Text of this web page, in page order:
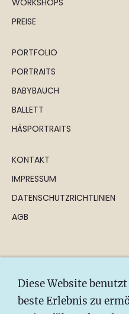
WORKSHOPS
PREISE
PORTFOLIO
PORTRAITS
BABYBAUCH
BALLETT
HÄSPORTRAITS
KONTAKT
IMPRESSUM
DATENSCHUTZRICHTLINIEN
AGB
Copyright 2023
Diese Website
beste Erlebnis zu